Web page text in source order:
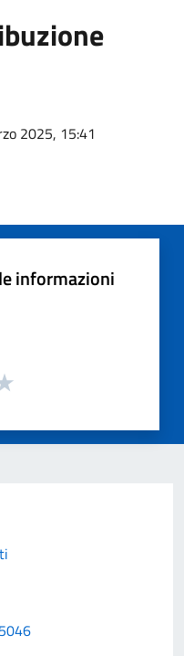
2025, 15:41
informazioni